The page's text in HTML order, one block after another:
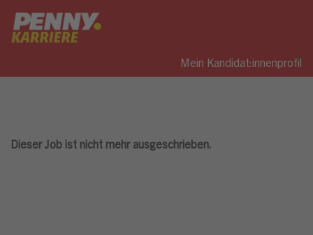
Mein Kandidat:innenprofil
Dieser Job ist nicht mehr ausgeschrieben.